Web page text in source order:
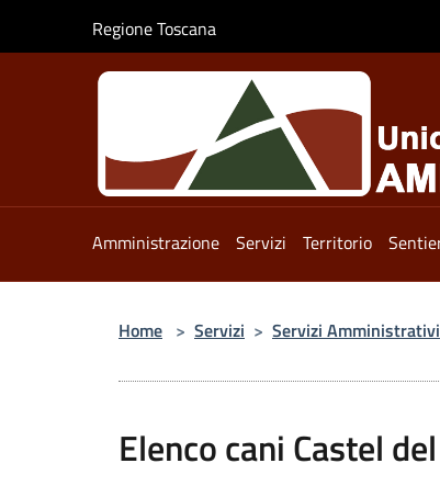
Regione Toscana
Amministrazione Servizi Territorio
Home > Servizi > Servizi Amministrativi
Elenco cani Castel